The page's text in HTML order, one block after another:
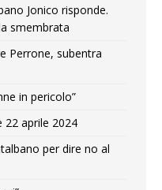
Jonico risponde.
smembrata
Perrone, subentra
in pericolo”
22 aprile 2024
per dire no al